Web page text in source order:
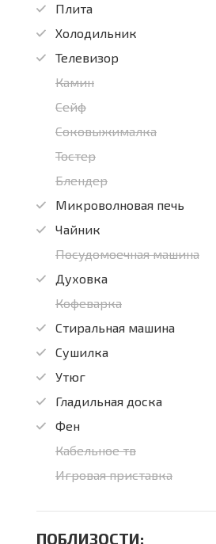
Плита
Холодильник
Телевизор
Камин
Сейф
Соковыжималка
Тостер
Блендер
Микроволновая печь
Чайник
Посудомоечная машина
Духовка
Кофеварка
Стиральная машина
Сушилка
Утюг
Гладильная доска
Фен
Кабельное тв
Игровая приставка
ПОБЛИЗОСТИ: